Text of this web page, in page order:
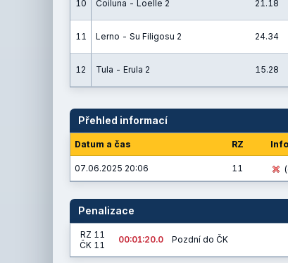
10 Coiluna - Loelle 2 21.18
11 Lerno - Su Filigosu 2 24.34
12 Tula - Erula 2 15.28
Přehled informací
Datum a čas RZ
07.06.2025 20:06 11
Penalizace
RZ 11
ČK 11
00:01:20.0 Pozdní do ČK